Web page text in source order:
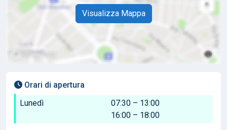
Visualizza Mappa
Orari di apertura
Lunedì
07:30 – 13:00
16:00 – 18:00